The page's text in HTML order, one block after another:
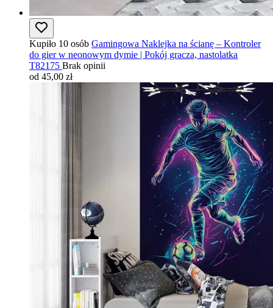
Kupiło 10 osób Gamingowa Naklejka na ścianę – Kontroler
do gier w neonowym dymie | Pokój gracza, nastolatka
T82175 Brak opinii
od 45,00 zł